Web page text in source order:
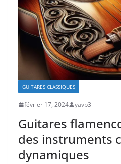
GUITARES CLASSIQUES
février 17, 2024 yavb3
Guitares
des instruments
dynamiques